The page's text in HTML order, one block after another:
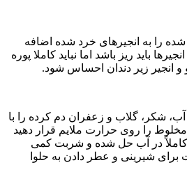
انجیرهای خرد شده اضافه
ریز باشد اما نباید کاملا پوره
زیر دندان احساس شود.
گلاب و زعفران دم کرده را با
روی حرارت ملایم قرار دهید
در آب حل شده و شربت کمی
و عطر دادن به حلوا